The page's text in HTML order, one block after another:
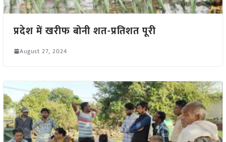
प्रदेश में खरीफ बोनी शत-प्रतिशत पूरी
August 27, 2024